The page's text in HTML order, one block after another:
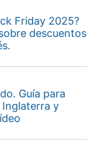
Friday 2025?
descuentos
Guía para
Inglaterra y